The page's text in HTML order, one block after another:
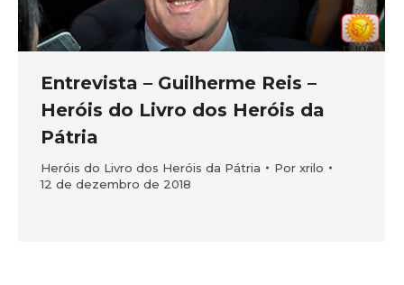
Entrevista – Guilherme Reis –
Heróis do Livro dos Heróis da
Pátria
Heróis do Livro dos Heróis da Pátria Por xrilo
12 de dezembro de 2018